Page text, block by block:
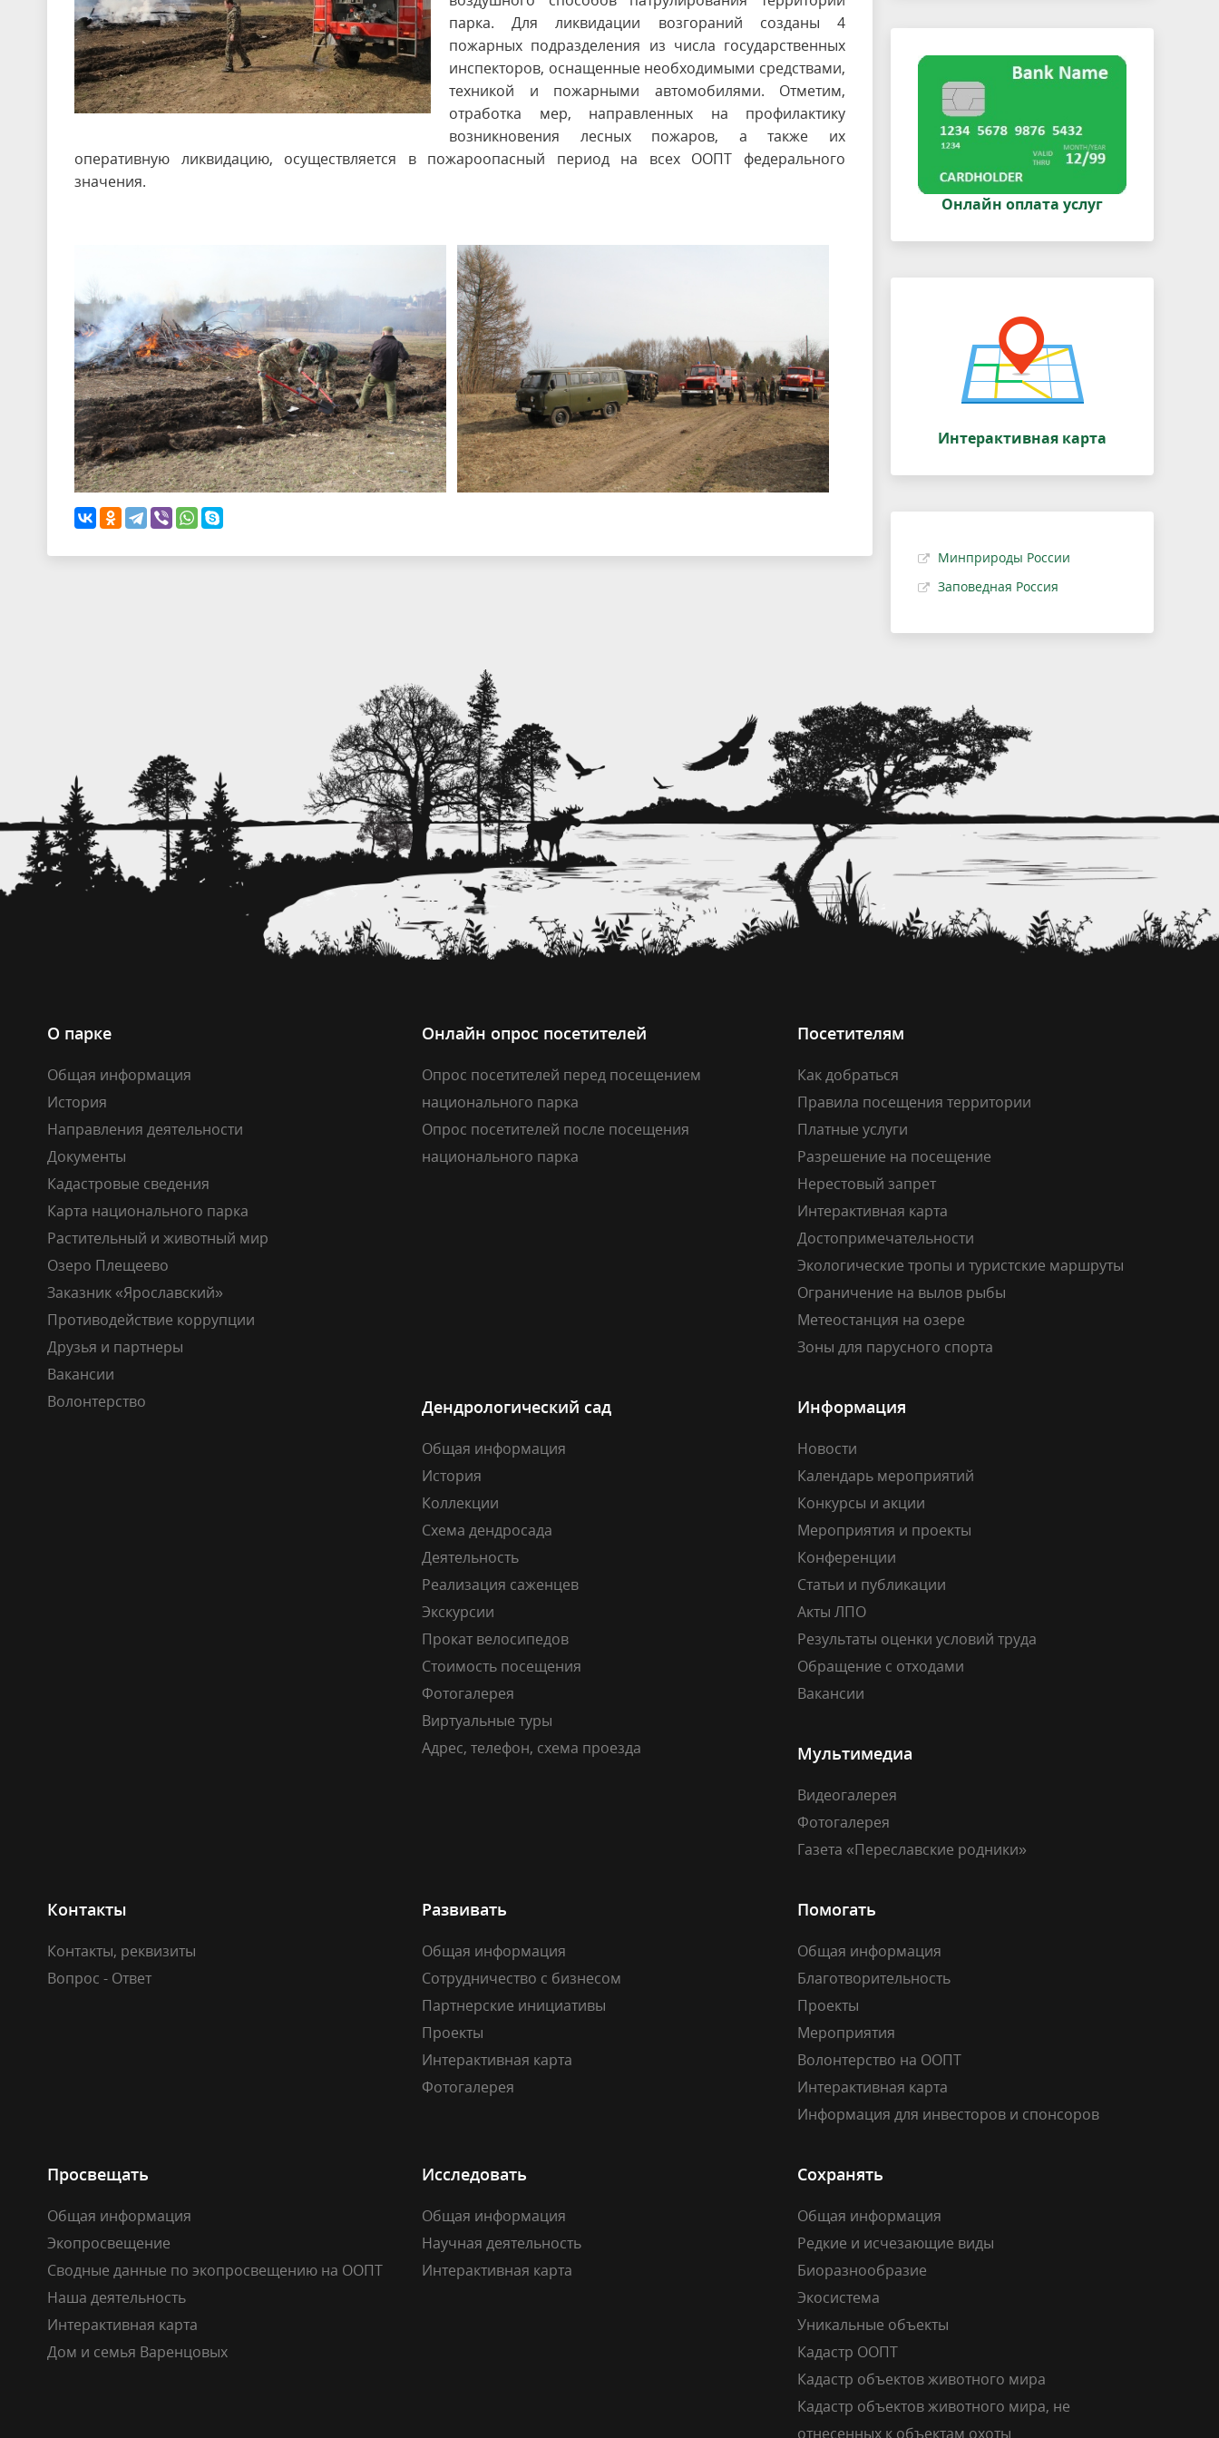
парка. Для ликвидации возгораний созданы 4
пожарных подразделения из числа государственных
инспекторов, оснащенные необходимыми средствами,
техникой и пожарными автомобилями. Отметим,
отработка мер, направленных на профилактику
возникновения лесных пожаров, а также их
оперативную ликвидацию, осуществляется в пожароопасный период на всех ООПТ федерального
значения.
Онлайн оплата услуг
Интерактивная карта
Минприроды России
Заповедная Россия
О парке
Общая информация
История
Направления деятельности
Документы
Кадастровые сведения
Карта национального парка
Растительный и животный мир
Озеро Плещеево
Заказник «Ярославский»
Противодействие коррупции
Друзья и партнеры
Вакансии
Волонтерство
Онлайн опрос посетителей
Опрос посетителей перед посещением
национального парка
Опрос посетителей после посещения
национального парка
Посетителям
Как добраться
Правила посещения территории
Платные услуги
Разрешение на посещение
Нерестовый запрет
Интерактивная карта
Достопримечательности
Экологические тропы и туристские маршруты
Ограничение на вылов рыбы
Метеостанция на озере
Зоны для парусного спорта
Дендрологический сад
Общая информация
История
Коллекции
Схема дендросада
Деятельность
Реализация саженцев
Экскурсии
Прокат велосипедов
Стоимость посещения
Фотогалерея
Виртуальные туры
Адрес, телефон, схема проезда
Информация
Новости
Календарь мероприятий
Конкурсы и акции
Мероприятия и проекты
Конференции
Статьи и публикации
Акты ЛПО
Результаты оценки условий труда
Обращение с отходами
Вакансии
Мультимедиа
Видеогалерея
Фотогалерея
Газета «Переславские родники»
Контакты
Контакты, реквизиты
Вопрос - Ответ
Развивать
Общая информация
Сотрудничество с бизнесом
Партнерские инициативы
Проекты
Интерактивная карта
Фотогалерея
Помогать
Общая информация
Благотворительность
Проекты
Мероприятия
Волонтерство на ООПТ
Интерактивная карта
Информация для инвесторов и спонсоров
Просвещать
Общая информация
Экопросвещение
Сводные данные по экопросвещению на ООПТ
Наша деятельность
Интерактивная карта
Дом и семья Варенцовых
Исследовать
Общая информация
Научная деятельность
Интерактивная карта
Сохранять
Общая информация
Редкие и исчезающие виды
Биоразнообразие
Экосистема
Уникальные объекты
Кадастр ООПТ
Кадастр объектов животного мира
Кадастр объектов животного мира, не
отнесенных к объектам охоты